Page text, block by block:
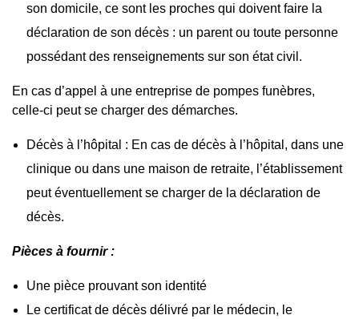
son domicile, ce sont les proches qui doivent faire la
déclaration de son décès : un parent ou toute personne
possédant des renseignements sur son état civil.
En cas d’appel à une entreprise de pompes funèbres,
celle-ci peut se charger des démarches.
Décès à l’hôpital : En cas de décès à l’hôpital, dans une
clinique ou dans une maison de retraite, l’établissement
peut éventuellement se charger de la déclaration de
décès.
Pièces à fournir :
Une pièce prouvant son identité
Le certificat de décès délivré par le médecin, le